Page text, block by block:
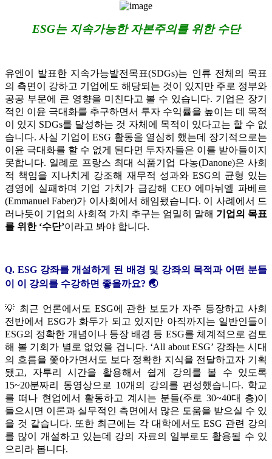
ESG는 지속가능한 자본주의를 위한 수단
유엔이 발표한 지속가능발전목표(SDGs)는 인류 전체의 목표
의 측면이 강하고 기업에도 해당되는 것이 있지만 주로 정부와
공공 부문에 큰 영향을 미친다고 볼 수 있습니다. 기업은 장기
적인 이윤 극대화를 추구하면서 투자 수익률을 높이는 데 목적
이 있지 SDGs를 달성하는 것 자체에 목적이 있다고는 할 수 없
습니다. 사실 기업이 ESG 활동을 열심히 했는데 장기적으로는
이윤 극대화를 할 수 없게 된다면 투자자들은 이를 받아들이지
못합니다. 일례로 프랑스 최대 식품기업 다농(Danone)은 사회
적 책임을 지나치게 강조해 재무적 성과와 ESG의 균형 있는
경영에 실패하며 기업 가치가 급감해 CEO 에마뉘엘 파베르
(Emmanuel Faber)가 이사회에서 해임됐습니다. 이 사례에서 드
러나듯이 기업의 사회적 가치 추구는 엄밀히 말해 기업의 목표
를 위한 ‘수단’이라고 봐야 합니다.
Q. ESG 강좌를 개설하게 된 배경 및 강좌의 목적과 어떤 분들
이 이 강의를 수강하면 좋을까요? 🌏
💡 최근 언론에서도 ESG에 관한 보도가 자주 등장하고 사회
전반에서 ESG가 화두가 되고 있지만 아직까지는 일반인들이
ESG의 정확한 개념이나 등장 배경 등 ESG를 체계적으로 검토
해 볼 기회가 별로 없었을 겁니다. ‘All about ESG’ 강좌는 시대
의 흐름을 쫓아가면서도 보다 정확한 지식을 전달하고자 기획
됐고, 자투리 시간을 활용해서 쉽게 강의를 볼 수 있도록
15~20분짜리 동영상으로 10개의 강의를 편성했습니다. 학교
를 떠나 현업에서 활동하고 계시는 분들(주로 30~40대 층)이
들으시면 이론과 실무적인 측면에서 많은 도움을 받으실 수 있
을 것 같습니다. 또한 최근에는 각 대학에서도 ESG 관련 강의
를 많이 개설하고 있는데 강의 자료의 일부로도 활용될 수 있
으리라 봅니다.